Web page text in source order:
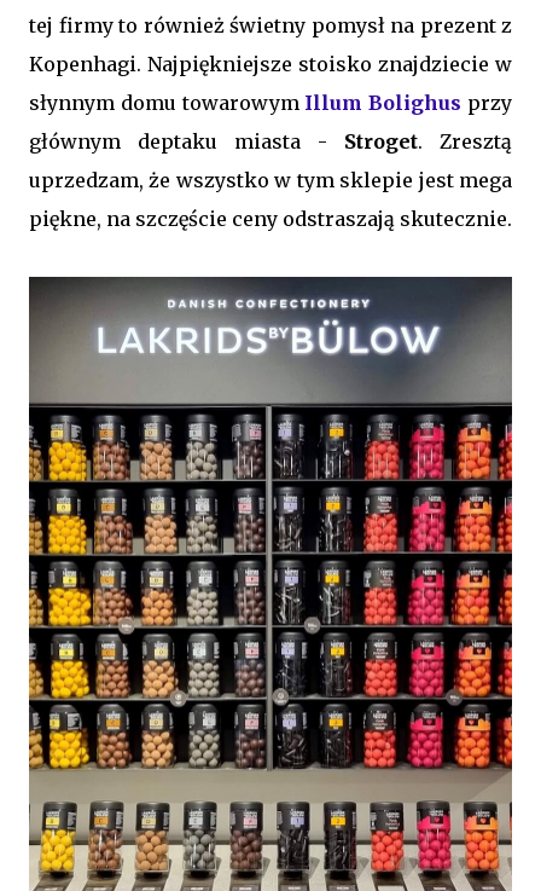
tej firmy to również świetny pomysł na prezent z
Kopenhagi. Najpiękniejsze stoisko znajdziecie w
słynnym domu towarowym Illum Bolighus przy
głównym deptaku miasta - Stroget. Zresztą
uprzedzam, że wszystko w tym sklepie jest mega
piękne, na szczęście ceny odstraszają skutecznie.